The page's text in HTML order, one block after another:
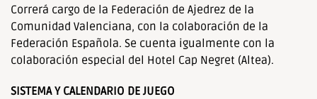
Correrá cargo de la Federación de Ajedrez de la
Comunidad Valenciana, con la colaboración de la
Federación Española. Se cuenta igualmente con la
colaboración especial del Hotel Cap Negret (Altea).
SISTEMA Y CALENDARIO DE JUEGO